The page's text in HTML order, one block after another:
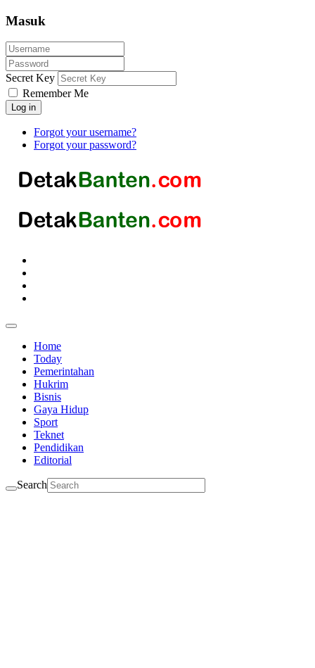
Masuk
Secret Key
Remember Me
Log in
Forgot your username?
Forgot your password?
Home
Today
Pemerintahan
Hukrim
Bisnis
Gaya Hidup
Sport
Teknet
Pendidikan
Editorial
Search